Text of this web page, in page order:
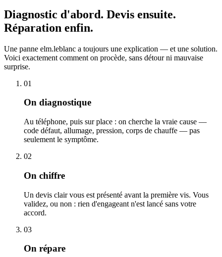
Diagnostic d'abord. Devis ensuite.
Réparation enfin.
Une panne elm.leblanc a toujours une explication — et une solution.
Voici exactement comment on procède, sans détour ni mauvaise
surprise.
01
On diagnostique
Au téléphone, puis sur place : on cherche la vraie cause —
code défaut, allumage, pression, corps de chauffe — pas
seulement le symptôme.
02
On chiffre
Un devis clair vous est présenté avant la première vis. Vous
validez, ou non : rien d'engageant n'est lancé sans votre
accord.
03
On répare